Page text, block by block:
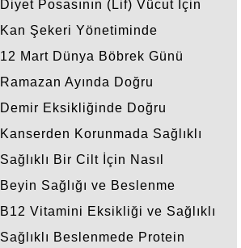
Diyet Posasının (Lif) Vücut İçin
Kan Şekeri Yönetiminde
12 Mart Dünya Böbrek Günü
Ramazan Ayında Doğru
Demir Eksikliğinde Doğru
Kanserden Korunmada Sağlıklı
Sağlıklı Bir Cilt İçin Nasıl
Beyin Sağlığı ve Beslenme
B12 Vitamini Eksikliği ve Sağlıklı
Sağlıklı Beslenmede Protein